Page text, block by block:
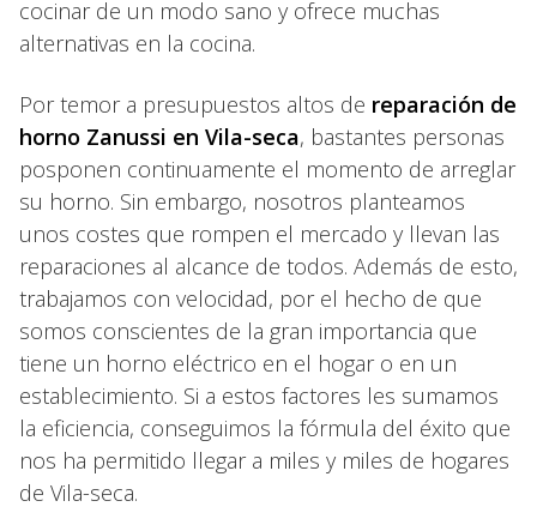
cocinar de un modo sano y ofrece muchas
alternativas en la cocina.
Por temor a presupuestos altos de reparación de
horno Zanussi en Vila-seca, bastantes personas
posponen continuamente el momento de arreglar
su horno. Sin embargo, nosotros planteamos
unos costes que rompen el mercado y llevan las
reparaciones al alcance de todos. Además de esto,
trabajamos con velocidad, por el hecho de que
somos conscientes de la gran importancia que
tiene un horno eléctrico en el hogar o en un
establecimiento. Si a estos factores les sumamos
la eficiencia, conseguimos la fórmula del éxito que
nos ha permitido llegar a miles y miles de hogares
de Vila-seca.